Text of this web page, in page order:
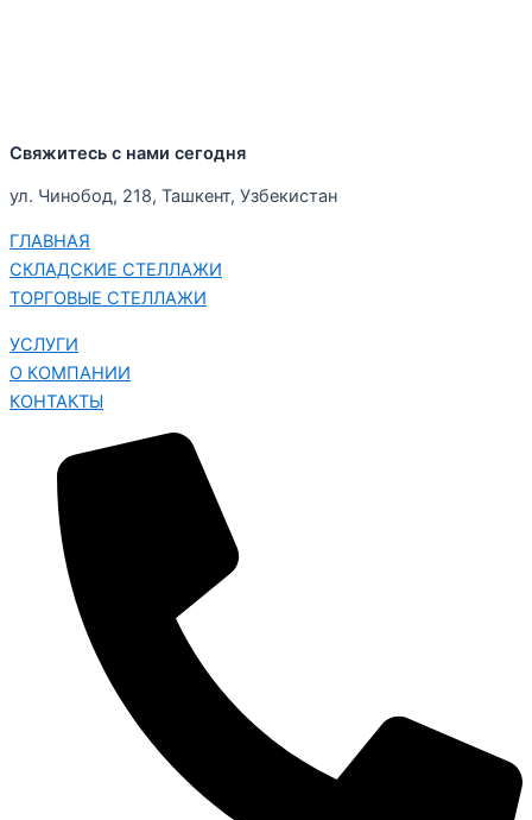
Свяжитесь с нами сегодня
ул. Чинобод, 218, Ташкент, Узбекистан
ГЛАВНАЯ
СКЛАДСКИЕ СТЕЛЛАЖИ
ТОРГОВЫЕ СТЕЛЛАЖИ
УСЛУГИ
О КОМПАНИИ
КОНТАКТЫ